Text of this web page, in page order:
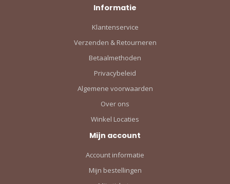
Informatie
Klantenservice
Verzenden & Retourneren
Betaalmethoden
Privacybeleid
Algemene voorwaarden
Over ons
Winkel Locaties
Mijn account
Account informatie
Mijn bestellingen